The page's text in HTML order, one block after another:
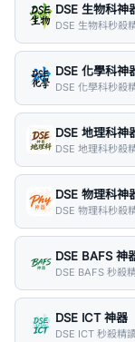
DSE 生物科神
DSE 生物科秒殺
DSE 化學科神
DSE 化學科秒殺
DSE 地理科神
DSE 地理科秒殺
DSE 物理科神
DSE 物理科秒殺
DSE BAFS 神
DSE BAFS 秒殺
DSE ICT 神器
DSE ICT 秒殺精